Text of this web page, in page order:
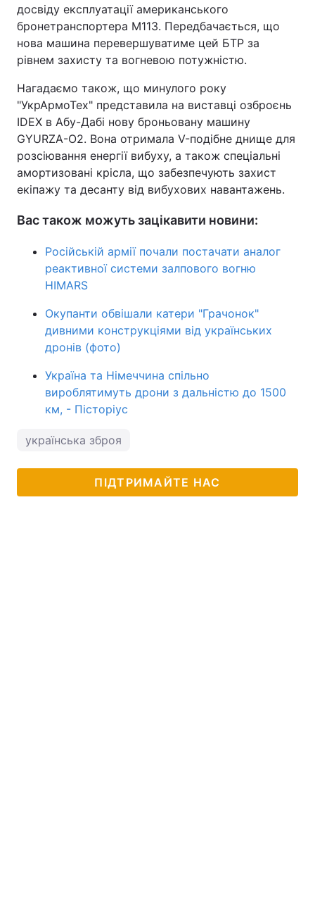
досвіду експлуатації американського
бронетранспортера M113. Передбачається, що
нова машина перевершуватиме цей БТР за
рівнем захисту та вогневою потужністю.
Нагадаємо також, що минулого року
"УкрАрмоТех" представила на виставці озброєнь
IDEX в Абу-Дабі нову броньовану машину
GYURZA-O2. Вона отримала V-подібне днище для
розсіювання енергії вибуху, а також спеціальні
амортизовані крісла, що забезпечують захист
екіпажу та десанту від вибухових навантажень.
Вас також можуть зацікавити новини:
Російській армії почали постачати аналог
реактивної системи залпового вогню
HIMARS
Окупанти обвішали катери "Грачонок"
дивними конструкціями від українських
дронів (фото)
Україна та Німеччина спільно
вироблятимуть дрони з дальністю до 1500
км, - Пісторіус
українська зброя
ПІДТРИМАЙТЕ НАС